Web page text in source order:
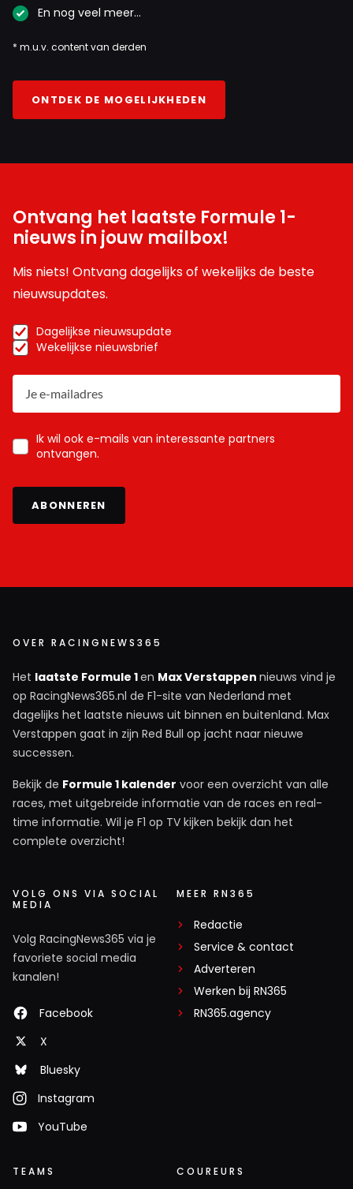
En nog veel meer…
* m.u.v. content van derden
ONTDEK DE MOGELIJKHEDEN
Ontvang het laatste Formule 1-
nieuws in jouw mailbox!
Mis niets! Ontvang dagelijks of wekelijks de beste
nieuwsupdates.
Dagelijkse nieuwsupdate
Wekelijkse nieuwsbrief
Ik wil ook e-mails van interessante partners
ontvangen.
ABONNEREN
OVER RACINGNEWS365
Het laatste Formule 1en Max Verstappen nieuws vind je
op RacingNews365.nl de F1-site van Nederland met
dagelijks het laatste nieuws uit binnen en buitenland. Max
Verstappen gaat in zijn Red Bull op jacht naar nieuwe
successen.
Bekijk de Formule 1 kalender voor een overzicht van alle
races, met uitgebreide informatie van de races en real-
time informatie. Wil je F1 op TV kijken bekijk dan het
complete overzicht!
VOLG ONS VIA SOCIAL
MEDIA
Volg RacingNews365 via je
favoriete social media
kanalen!
Facebook
X
Bluesky
Instagram
YouTube
MEER RN365
Redactie
Service & contact
Adverteren
Werken bij RN365
RN365.agency
TEAMS COUREURS